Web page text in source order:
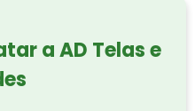
a AD Telas e